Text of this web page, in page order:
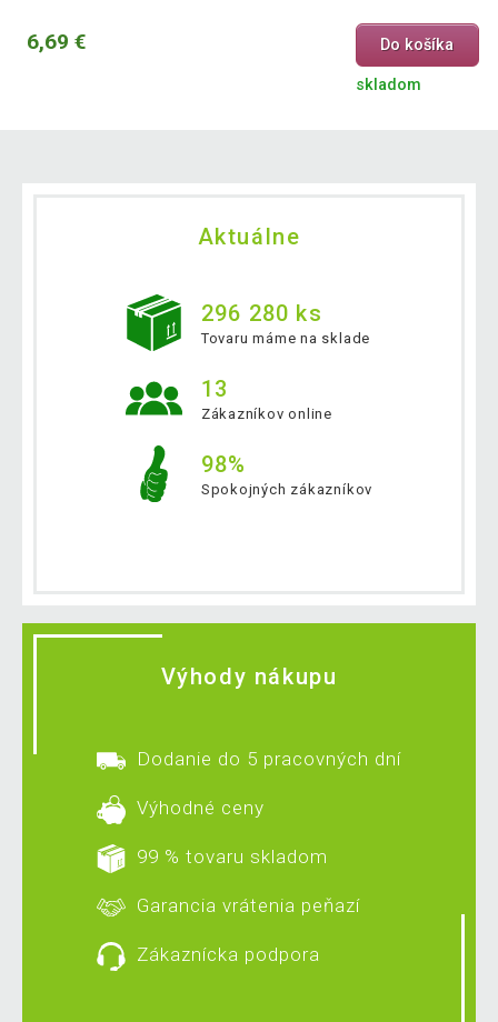
6,69 € Do košíka
skladom
Aktuálne
296 280 ks
Tovaru máme na sklade
13
Zákazníkov online
98%
Spokojných zákazníkov
Výhody nákupu
Dodanie do 5 pracovných dní
Výhodné ceny
99 % tovaru skladom
Garancia vrátenia peňazí
Zákaznícka podpora